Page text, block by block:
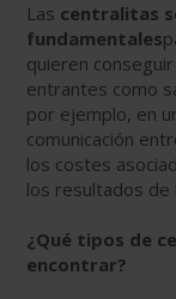
Las centralitas
fundamentales
quieren conseguir
entrantes como
por ejemplo, en
comunicación
los costes
los resultados de
¿Qué tipos de
encontrar?